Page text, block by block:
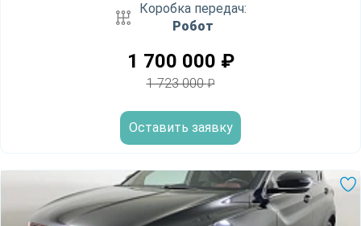
Коробка передач:
Робот
1 700 000 ₽
1 723 000₽
Оставить заявку